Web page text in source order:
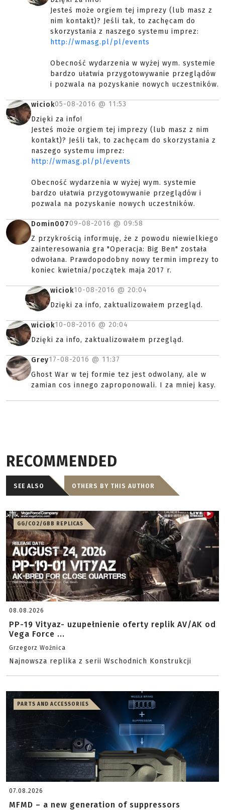
Jesteś może orgiem tej imprezy (lub masz z
nim kontakt)? Jeśli tak, to zachęcam do
skorzystania z naszego systemu imprez:
http://wmasg.pl/pl/events
Obecność wydarzenia w wyżej wym. systemie
bardzo ułatwia przygotowywanie przeglądów
i pozwala na pozyskanie nowych uczestników.
wiciok05-08-2016 @ 11:53
Dzięki za info!
Jesteś może orgiem tej imprezy (lub masz z nim
kontakt)? Jeśli tak, to zachęcam do skorzystania z
naszego systemu imprez:
http://wmasg.pl/pl/events
Obecność wydarzenia w wyżej wym. systemie
bardzo ułatwia przygotowywanie przeglądów i
pozwala na pozyskanie nowych uczestników.
Domin00709-08-2016 @ 09:58
Z przykrością informuję, że z powodu niewielkiego
zainteresowania gra "Operacja: Big Ben" została
odwołana. Prawdopodobny nowy termin imprezy to
koniec kwietnia/początek maja 2017 r.
wiciok10-08-2016 @ 20:04
Dzięki za info, zaktualizowałem przegląd.
wiciok10-08-2016 @ 20:04
Dzięki za info, zaktualizowałem przegląd.
Grey17-08-2016 @ 11:37
Ghost War w tej formie tez jest odwolany, ale w
zamian cos innego zaproponowali. I za mniej kasy.
RECOMMENDED
SEE ALSO OTHERS BY THIS AUTHOR
GG/CO2/GBB REPLICAS
08.08.2026
PP-19 Vityaz- uzupełnienie oferty replik AV/AK od
Vega Force ...
Grzegorz Woźnica
Najnowsza replika z serii Wschodnich Konstrukcji
PARTS AND ACCESSORIES
07.08.2026
MFMD – a new generation of suppressors